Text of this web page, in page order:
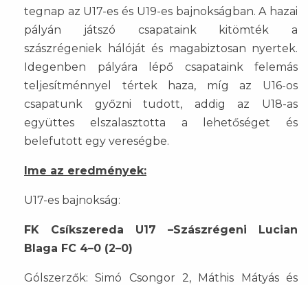
tegnap az U17-es és U19-es bajnokságban. A hazai
pályán játszó csapataink kitömték a
szászrégeniek hálóját és magabiztosan nyertek.
Idegenben pályára lépő csapataink felemás
teljesítménnyel tértek haza, míg az U16-os
csapatunk győzni tudott, addig az U18-as
együttes elszalasztotta a lehetőséget és
belefutott egy vereségbe.
Ime az eredmények:
U17-es bajnokság:
FK Csíkszereda U17 –Szászrégeni Lucian
Blaga FC 4–0 (2–0)
Gólszerzők: Simó Csongor 2, Máthis Mátyás és